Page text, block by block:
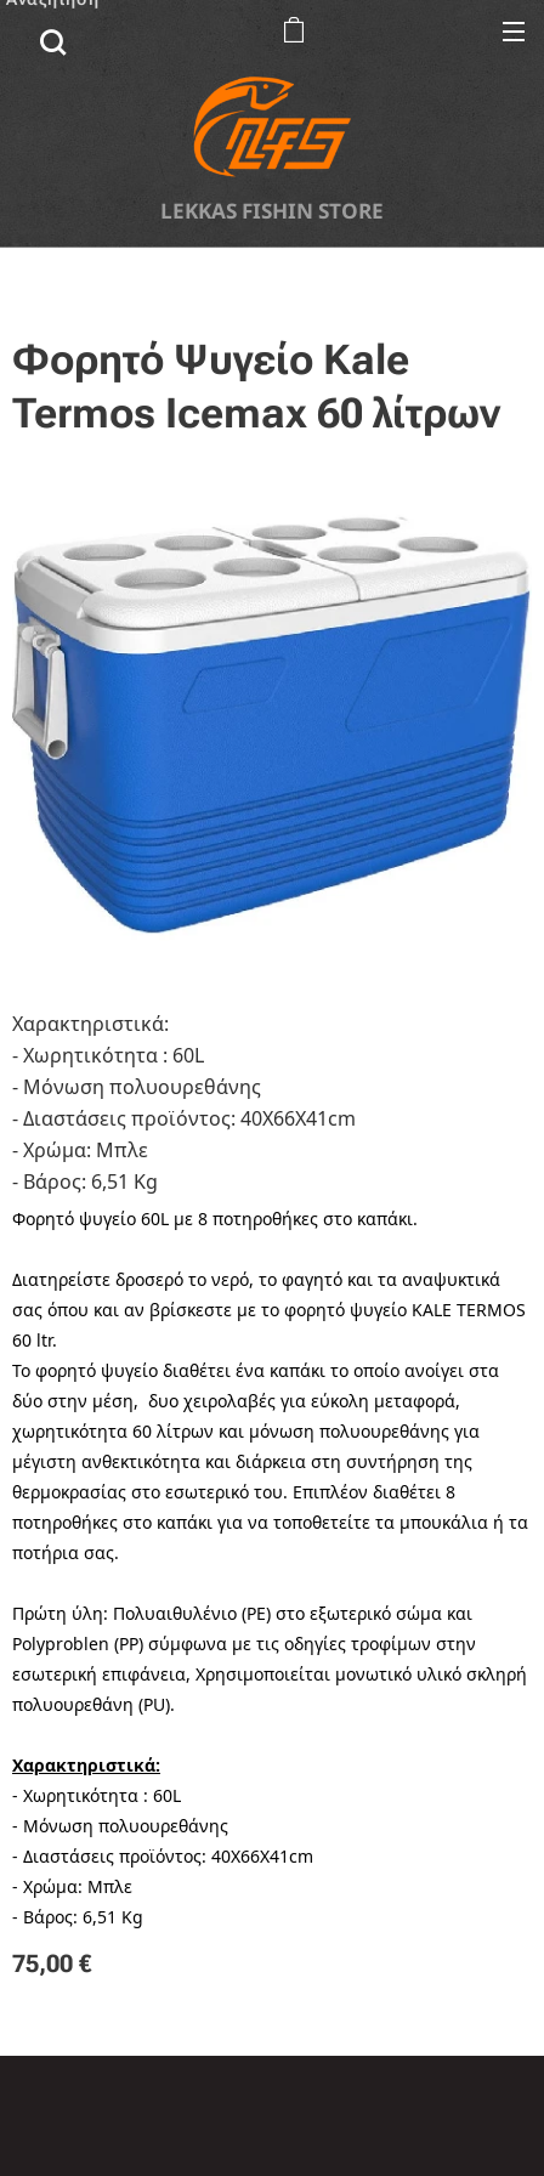
LEKKAS FISHIN STORE
Φορητό Ψυγείο Kale
Termos Icemax 60 λίτρων
Χαρακτηριστικά:
- Χωρητικότητα : 60L
- Μόνωση πολυουρεθάνης
- Διαστάσεις προϊόντος: 40Χ66Χ41cm
- Χρώμα: Μπλε
- Βάρος: 6,51 Kg
Φορητό ψυγείο 60L με 8 ποτηροθήκες στο καπάκι.
Διατηρείστε δροσερό το νερό, το φαγητό και τα αναψυκτικά
σας όπου και αν βρίσκεστε με το φορητό ψυγείο KALE TERMOS
60 ltr.
Το φορητό ψυγείο διαθέτει ένα καπάκι το οποίο ανοίγει στα
δύο στην μέση, δυο χειρολαβές για εύκολη μεταφορά,
χωρητικότητα 60 λίτρων και μόνωση πολυουρεθάνης για
μέγιστη ανθεκτικότητα και διάρκεια στη συντήρηση της
θερμοκρασίας στο εσωτερικό του. Επιπλέον διαθέτει 8
ποτηροθήκες στο καπάκι για να τοποθετείτε τα μπουκάλια ή τα
ποτήρια σας.
Πρώτη ύλη: Πολυαιθυλένιο (PE) στο εξωτερικό σώμα και
Polyproblen (PP) σύμφωνα με τις οδηγίες τροφίμων στην
εσωτερική επιφάνεια, Χρησιμοποιείται μονωτικό υλικό σκληρή
πολυουρεθάνη (PU).
Χαρακτηριστικά:
- Χωρητικότητα : 60L
- Μόνωση πολυουρεθάνης
- Διαστάσεις προϊόντος: 40Χ66Χ41cm
- Χρώμα: Μπλε
- Βάρος: 6,51 Kg
75,00 €